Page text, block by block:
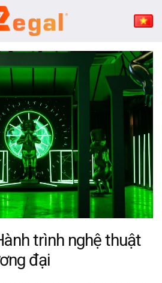
trình nghệ thuật
đại